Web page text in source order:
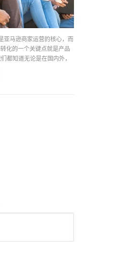
亚马逊商家运营的核心，而
化的一个关键点就是产品
都知道无论是在国内外，